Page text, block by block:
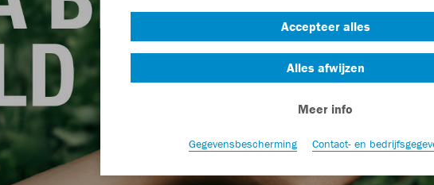
Accepteer alles
Alles afwijzen
Meer info
Gegevensbescherming Contact- en